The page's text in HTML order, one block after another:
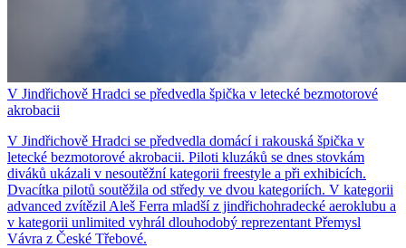
V Jindřichově Hradci se předvedla špička v letecké bezmotorové
akrobacii
V Jindřichově Hradci se předvedla domácí i rakouská špička v
letecké bezmotorové akrobacii. Piloti kluzáků se dnes stovkám
diváků ukázali v nesoutěžní kategorii freestyle a při exhibicích.
Dvacítka pilotů soutěžila od středy ve dvou kategoriích. V kategorii
advanced zvítězil Aleš Ferra mladší z jindřichohradecké aeroklubu a
v kategorii unlimited vyhrál dlouhodobý reprezentant Přemysl
Vávra z České Třebové.